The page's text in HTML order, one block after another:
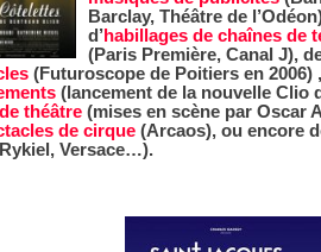
Barclay, Théâtre de
d’habillages de chaînes de
(Paris Première, Canal J),
(Futuroscope de Poitiers en 2006) ,
(lancement de la nouvelle Clio
théâtre(mises en scène par Oscar
de cirque(Arcaos), ou encore
Versace…).